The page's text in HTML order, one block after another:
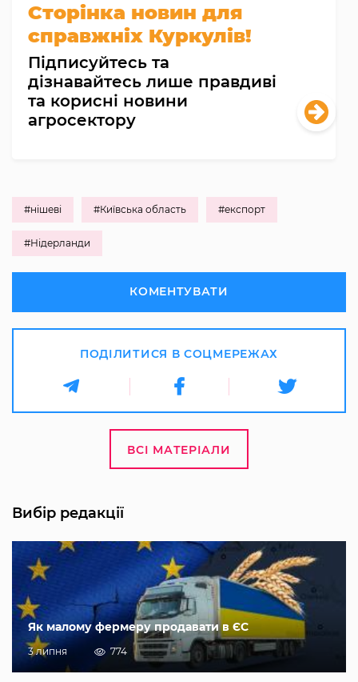
Сторінка новин для
справжніх Куркулів!
Підписуйтесь та
дізнавайтесь лише правдиві
та корисні новини
агросектору
#нішеві #Київська область #експорт
#Нідерланди
КОМЕНТУВАТИ
ПОДІЛИТИСЯ В СОЦМЕРЕЖАХ
ВСІ МАТЕРІАЛИ
Вибір редакції
Як малому фермеру продавати в ЄС
3 липня 774